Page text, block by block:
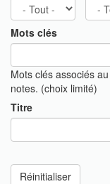
Mots clés
Mots clés associés
notes. (choix limité)
Titre
Réinitialiser